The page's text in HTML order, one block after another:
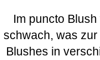
Im puncto
schwach, was
Blushes in